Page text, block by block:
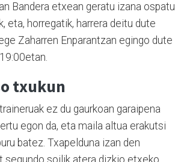
Bandera etxean geratu izana ospatu
eta, horregatik, harrera deitu dute
Zaharren Enparantzan egingo dute
txukun
ez du gaurkoan garaipena
egon da, eta maila altua erakutsi
batez. Txapelduna izan den
segundo soilik atera dizkio etxeko